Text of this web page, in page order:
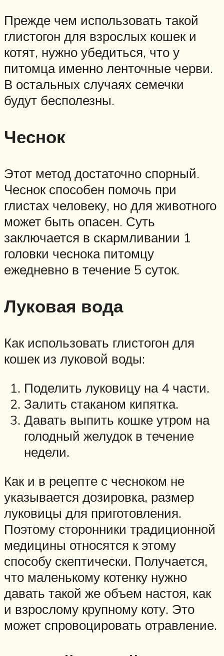
Прежде чем использовать такой
глистогон для взрослых кошек и
котят, нужно убедиться, что у
питомца именно ленточные черви.
В остальных случаях семечки
будут бесполезны.
Чеснок
Этот метод достаточно спорный.
Чеснок способен помочь при
глистах человеку, но для животного
может быть опасен. Суть
заключается в скармливании 1
головки чеснока питомцу
ежедневно в течение 5 суток.
Луковая вода
Как использовать глистогон для
кошек из луковой воды:
Поделить луковицу на 4 части.
Залить стаканом кипятка.
Давать выпить кошке утром на
голодный желудок в течение
недели.
Как и в рецепте с чесноком не
указывается дозировка, размер
луковицы для приготовления.
Поэтому сторонники традиционной
медицины относятся к этому
способу скептически. Получается,
что маленькому котенку нужно
давать такой же объем настоя, как
и взрослому крупному коту. Это
может спровоцировать отравление.